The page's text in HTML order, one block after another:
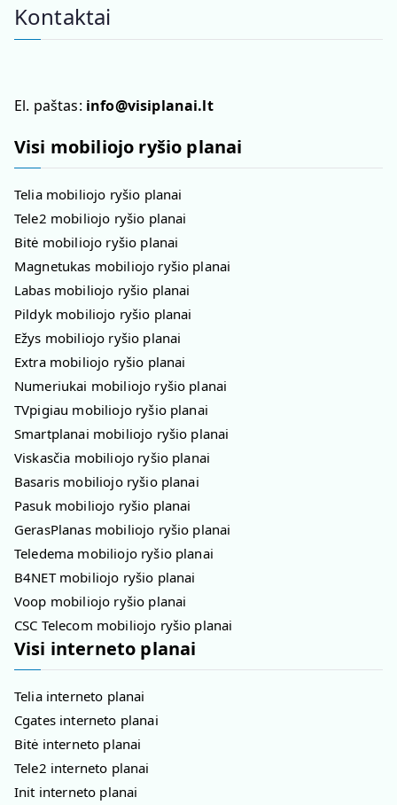
Kontaktai
El. paštas: info@visiplanai.lt
Visi mobiliojo ryšio planai
Telia mobiliojo ryšio planai
Tele2 mobiliojo ryšio planai
Bitė mobiliojo ryšio planai
Magnetukas mobiliojo ryšio planai
Labas mobiliojo ryšio planai
Pildyk mobiliojo ryšio planai
Ežys mobiliojo ryšio planai
Extra mobiliojo ryšio planai
Numeriukai mobiliojo ryšio planai
TVpigiau mobiliojo ryšio planai
Smartplanai mobiliojo ryšio planai
Viskasčia mobiliojo ryšio planai
Basaris mobiliojo ryšio planai
Pasuk mobiliojo ryšio planai
GerasPlanas mobiliojo ryšio planai
Teledema mobiliojo ryšio planai
B4NET mobiliojo ryšio planai
Voop mobiliojo ryšio planai
CSC Telecom mobiliojo ryšio planai
Visi interneto planai
Telia interneto planai
Cgates interneto planai
Bitė interneto planai
Tele2 interneto planai
Init interneto planai